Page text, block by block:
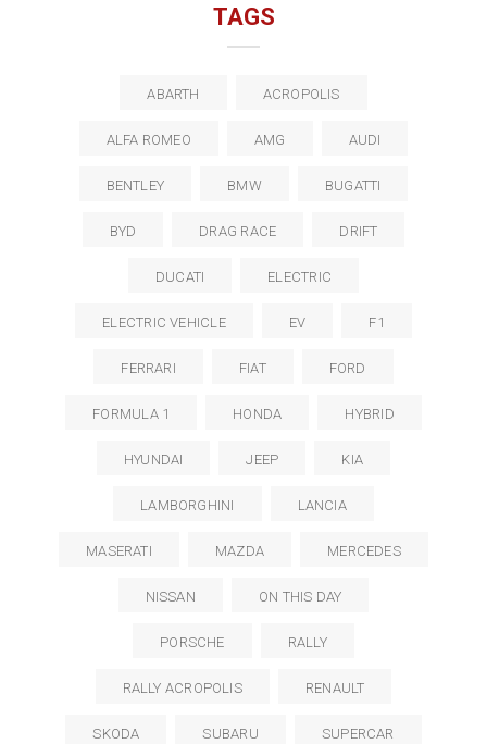
TAGS
ABARTH ACROPOLIS
ALFA ROMEO AMG AUDI
BENTLEY BMW BUGATTI
BYD DRAG RACE DRIFT
DUCATI ELECTRIC
ELECTRIC VEHICLE EV F1
FERRARI FIAT FORD
FORMULA 1 HONDA HYBRID
HYUNDAI JEEP KIA
LAMBORGHINI LANCIA
MASERATI MAZDA MERCEDES
NISSAN ON THIS DAY
PORSCHE RALLY
RALLY ACROPOLIS RENAULT
SKODA SUBARU SUPERCAR